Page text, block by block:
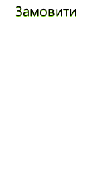
Замовити